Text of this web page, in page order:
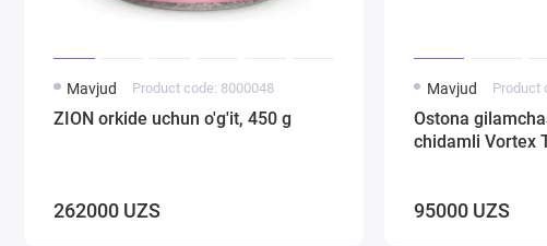
Mavjud Product code: 8000048
ZION orkide uchun o'g'it, 450 g
262000 UZS
Mavjud Product
Ostona
chidamli Vortex
95000 UZS